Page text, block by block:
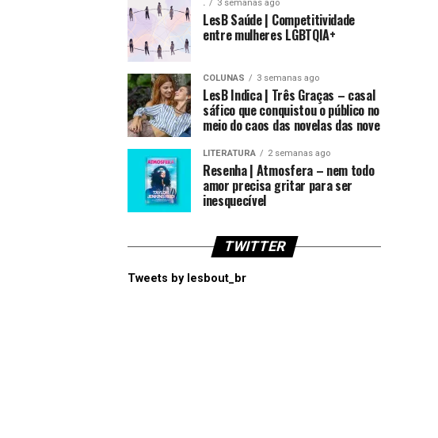
. 3 semanas ago
LesB Saúde | Competitividade
entre mulheres LGBTQIA+
COLUNAS 3 semanas ago
LesB Indica | Três Graças – casal
sáfico que conquistou o público no
meio do caos das novelas das nove
LITERATURA 2 semanas ago
Resenha | Atmosfera – nem todo
amor precisa gritar para ser
inesquecível
TWITTER
Tweets by lesbout_br